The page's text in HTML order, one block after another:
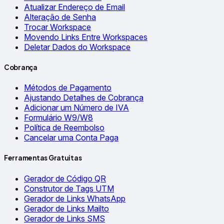
Atualizar Endereço de Email
Alteração de Senha
Trocar Workspace
Movendo Links Entre Workspaces
Deletar Dados do Workspace
Cobrança
Métodos de Pagamento
Ajustando Detalhes de Cobrança
Adicionar um Número de IVA
Formulário W9/W8
Política de Reembolso
Cancelar uma Conta Paga
Ferramentas Gratuitas
Gerador de Código QR
Construtor de Tags UTM
Gerador de Links WhatsApp
Gerador de Links Mailto
Gerador de Links SMS